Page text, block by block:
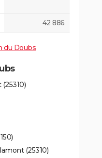
42 886
du Doubs
(25310)